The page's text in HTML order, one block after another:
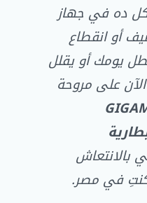
كل ده في جهاز
أو انقطاع
يومك أو يقلل
على مروحة
بالانتعاش
كنتِ في مصر.